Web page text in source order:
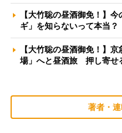
【大竹聡の昼酒御免！】
ギ」を知らないって本当
【大竹聡の昼酒御免！】
場」へと昼酒旅 押し寄せ
著者・